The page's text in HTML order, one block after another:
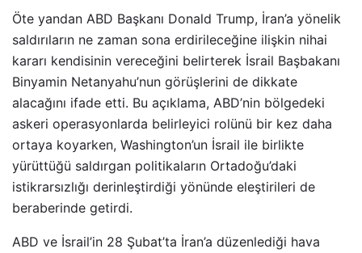
Öte yandan ABD Başkanı Donald Trump, İran’a yönelik
saldırıların ne zaman sona erdirileceğine ilişkin nihai
kararı kendisinin vereceğini belirterek İsrail Başbakanı
Binyamin Netanyahu’nun görüşlerini de dikkate
alacağını ifade etti. Bu açıklama, ABD’nin bölgedeki
askeri operasyonlarda belirleyici rolünü bir kez daha
ortaya koyarken, Washington’un İsrail ile birlikte
yürüttüğü saldırgan politikaların Ortadoğu’daki
istikrarsızlığı derinleştirdiği yönünde eleştirileri de
beraberinde getirdi.
ABD ve İsrail’in 28 Şubat’ta İran’a düzenlediği hava